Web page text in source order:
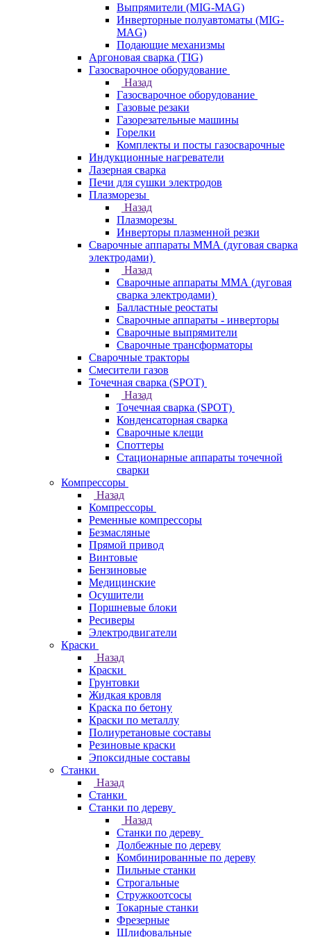
Выпрямители (MIG-MAG)
Инверторные полуавтоматы (MIG-
MAG)
Подающие механизмы
Аргоновая сварка (TIG)
Газосварочное оборудование
Назад
Газосварочное оборудование
Газовые резаки
Газорезательные машины
Горелки
Комплекты и посты газосварочные
Индукционные нагреватели
Лазерная сварка
Печи для сушки электродов
Плазморезы
Назад
Плазморезы
Инверторы плазменной резки
Сварочные аппараты ММА (дуговая сварка
электродами)
Назад
Сварочные аппараты ММА (дуговая
сварка электродами)
Балластные реостаты
Сварочные аппараты - инверторы
Сварочные выпрямители
Сварочные трансформаторы
Сварочные тракторы
Смесители газов
Точечная сварка (SPOT)
Назад
Точечная сварка (SPOT)
Конденсаторная сварка
Сварочные клещи
Споттеры
Стационарные аппараты точечной
сварки
Компрессоры
Назад
Компрессоры
Ременные компрессоры
Безмасляные
Прямой привод
Винтовые
Бензиновые
Медицинские
Осушители
Поршневые блоки
Ресиверы
Электродвигатели
Краски
Назад
Краски
Грунтовки
Жидкая кровля
Краска по бетону
Краски по металлу
Полиуретановые составы
Резиновые краски
Эпоксидные составы
Станки
Назад
Станки
Станки по дереву
Назад
Станки по дереву
Долбежные по дереву
Комбинированные по дереву
Пильные станки
Строгальные
Стружкоотсосы
Токарные станки
Фрезерные
Шлифовальные